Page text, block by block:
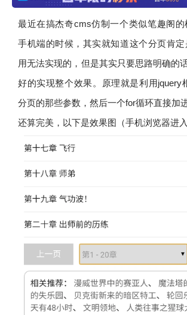
最近在搞杰奇cms仿制一个类似笔趣阁
手机端的时候，其实就知道这个分页肯
用无法实现的，但是其实只要思路明确的
好的实现整个效果。原理就是利用jquery
分页的那些参数，然后一个for循环直接加
还算完美，以下是效果图（手机浏览器进入